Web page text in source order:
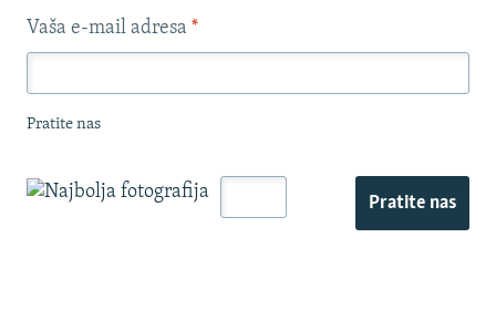
Vaša e-mail adresa *
Pratite nas
Pratite nas